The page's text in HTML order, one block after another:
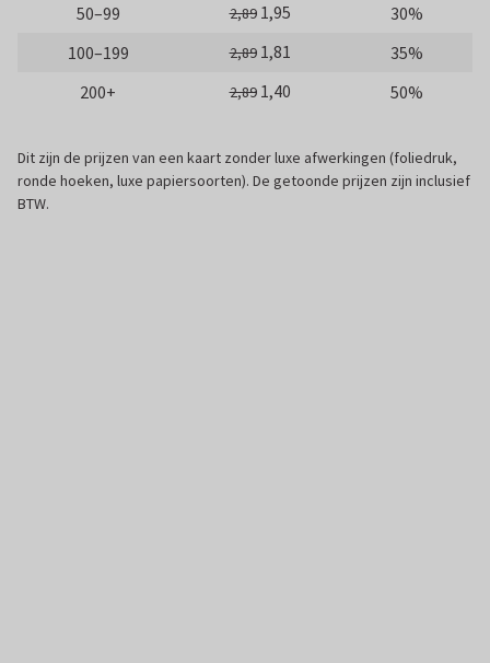
50–99
2,89 1,95
30%
100–199
2,89 1,81
35%
200+
2,89 1,40 50%
Dit zijn de prijzen van een kaart zonder luxe afwerkingen (foliedruk,
ronde hoeken, luxe papiersoorten). De getoonde prijzen zijn inclusief
BTW.